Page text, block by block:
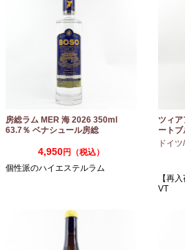
房総ラム MER 海 2026 350ml
63.7％ ベナシュール房総
4,950円（税込）
個性派のハイエステルラム
ツィア
ート
ドイ
【再
VT